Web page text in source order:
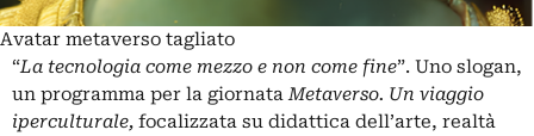
Avatar metaverso tagliato
“La tecnologia come mezzo e non come fine”. Uno slogan,
un programma per la giornataMetaverso. Un viaggio
iperculturale, focalizzata su didattica dell’arte, realtà